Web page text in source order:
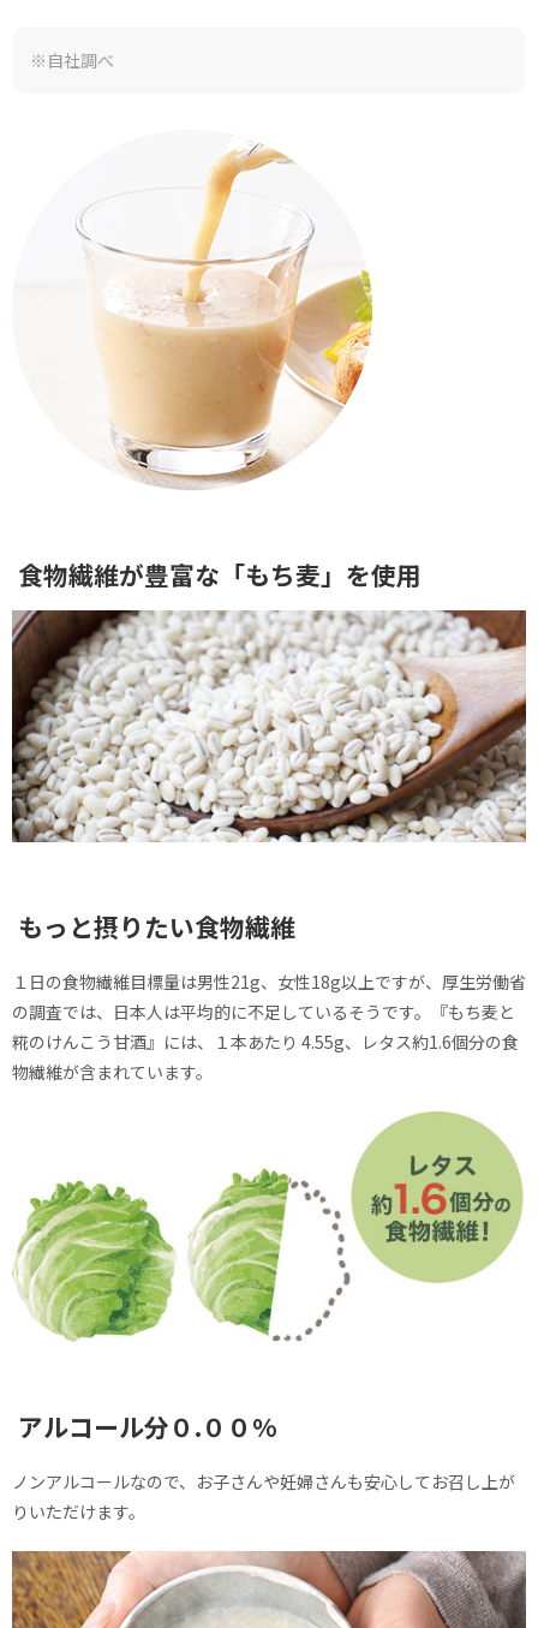
※自社調べ
食物繊維が豊富な「もち麦」を使用
もっと摂りたい食物繊維
１日の食物繊維目標量は男性21g、女性18g以上ですが、厚生労働省
の調査では、日本人は平均的に不足しているそうです。『もち麦と
糀のけんこう甘酒』には、１本あたり 4.55g、レタス約1.6個分の食
物繊維が含まれています。
アルコール分０.００%
ノンアルコールなので、お子さんや妊婦さんも安心してお召し上が
りいただけます。